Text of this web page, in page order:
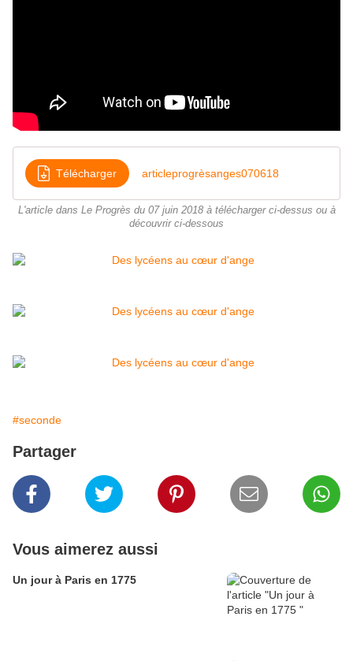
Télécharger articleprogrèsanges070618
L'article dans Le Progrès du 07 juin 2018 à télécharger ci-dessus ou à
découvrir ci-dessous
#seconde
Partager
Vous aimerez aussi
Un jour à Paris en 1775